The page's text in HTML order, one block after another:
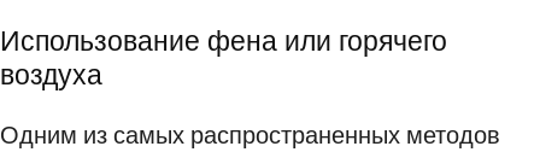
Использование фена или горячего
воздуха
Одним из самых распространенных методов